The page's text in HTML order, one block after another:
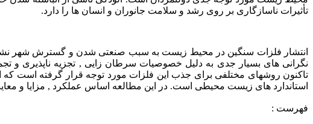
تأثیرات ناسازگاری بر روی رشد و سلامت جانوران و انسان ها را دارد.
انتشار فلزات سنگین در محیط زیست به سبب صنعتی شدن و گسترش شهر
نگرانی های بسیار جدی به دلیل خصوصیات سرطان زایی , تجزیه
تاکنون روشهای مختلفی برای جذب این فلزات مورد توجه قرار گرفته است
استاندارد های زیست محیطی است. در این مطالعه اساس عملکرد , مزایا و
فهرست :